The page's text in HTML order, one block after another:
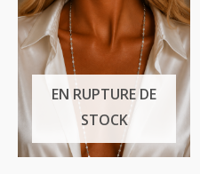
EN RUPTURE DE
STOCK